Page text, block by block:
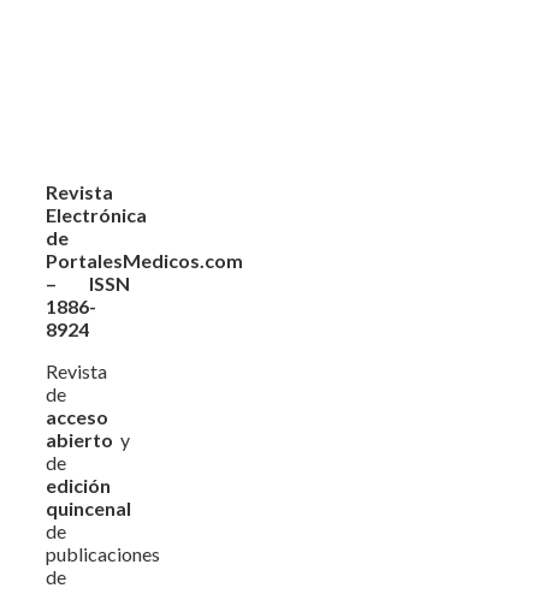
Revista
Electrónica
de
PortalesMedicos.com
– ISSN
1886-
8924
Revista
de
acceso
abierto y
de
edición
quincenal
de
publicaciones
de